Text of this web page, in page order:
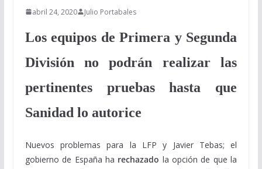
abril 24, 2020 Julio Portabales
Los equipos de Primera y Segunda
División no podrán realizar las
pertinentes pruebas hasta que
Sanidad lo autorice
Nuevos problemas para la LFP y Javier Tebas; el
gobierno de España ha rechazado la opción de que la